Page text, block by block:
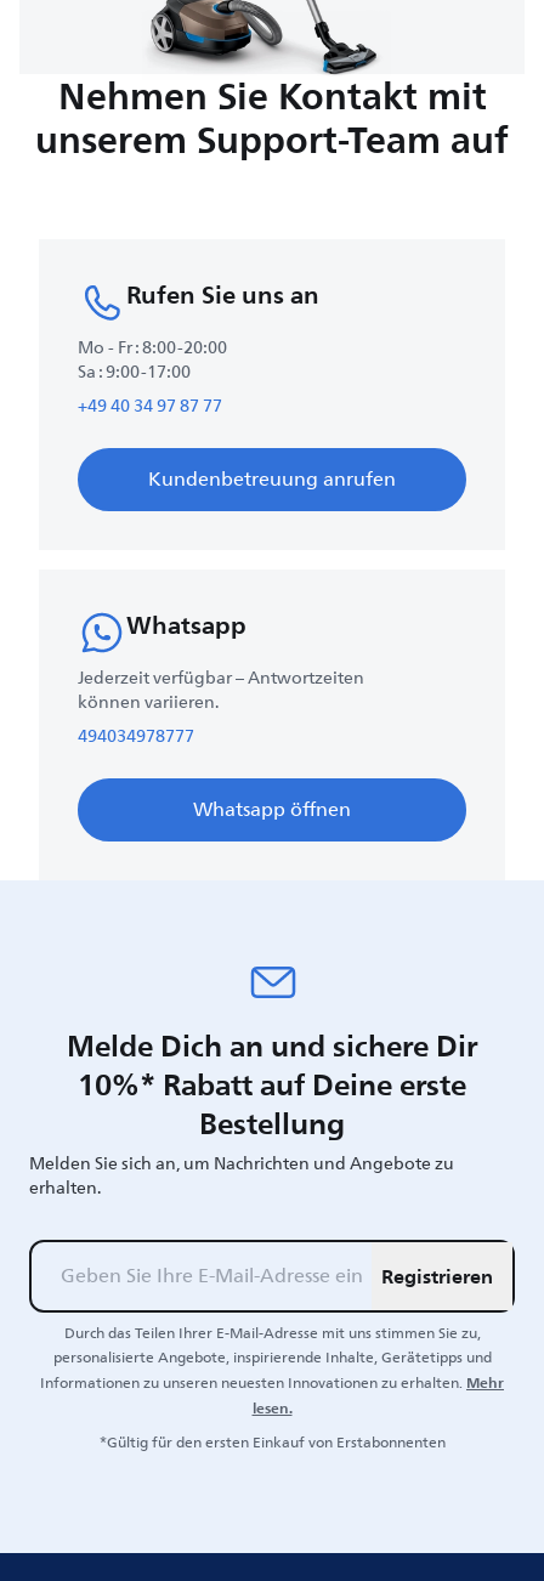
Nehmen Sie Kontakt mit
unserem Support-Team auf
Rufen Sie uns an
Mo - Fr : 8:00-20:00
Sa : 9:00-17:00
+49 40 34 97 87 77
Kundenbetreuung anrufen
Whatsapp
Jederzeit verfügbar – Antwortzeiten
können variieren.
494034978777
Whatsapp öffnen
Melde Dich an und sichere Dir
10%* Rabatt auf Deine erste
Bestellung
Melden Sie sich an, um Nachrichten und Angebote zu
erhalten.
Registrieren
Durch das Teilen Ihrer E-Mail-Adresse mit uns stimmen Sie zu,
personalisierte Angebote, inspirierende Inhalte, Gerätetipps und
Informationen zu unseren neuesten Innovationen zu erhalten.Mehr
lesen.
*Gültig für den ersten Einkauf von Erstabonnenten